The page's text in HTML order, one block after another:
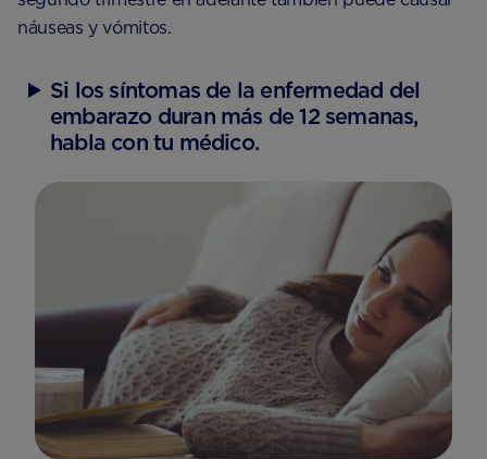
náuseas y vómitos.
Si los síntomas de la enfermedad del
embarazo duran más de 12 semanas,
habla con tu médico.